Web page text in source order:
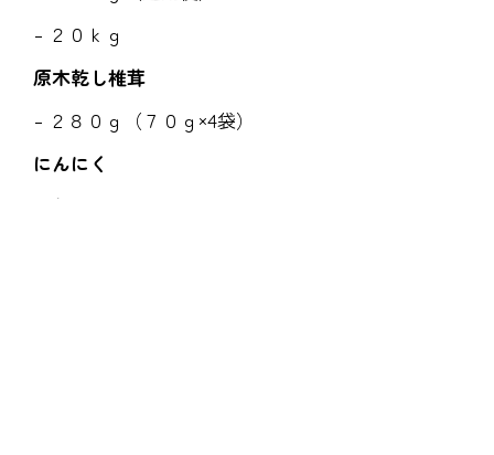
２０ｋｇ
原木乾し椎茸
２８０ｇ（７０ｇ×4袋）
にんにく